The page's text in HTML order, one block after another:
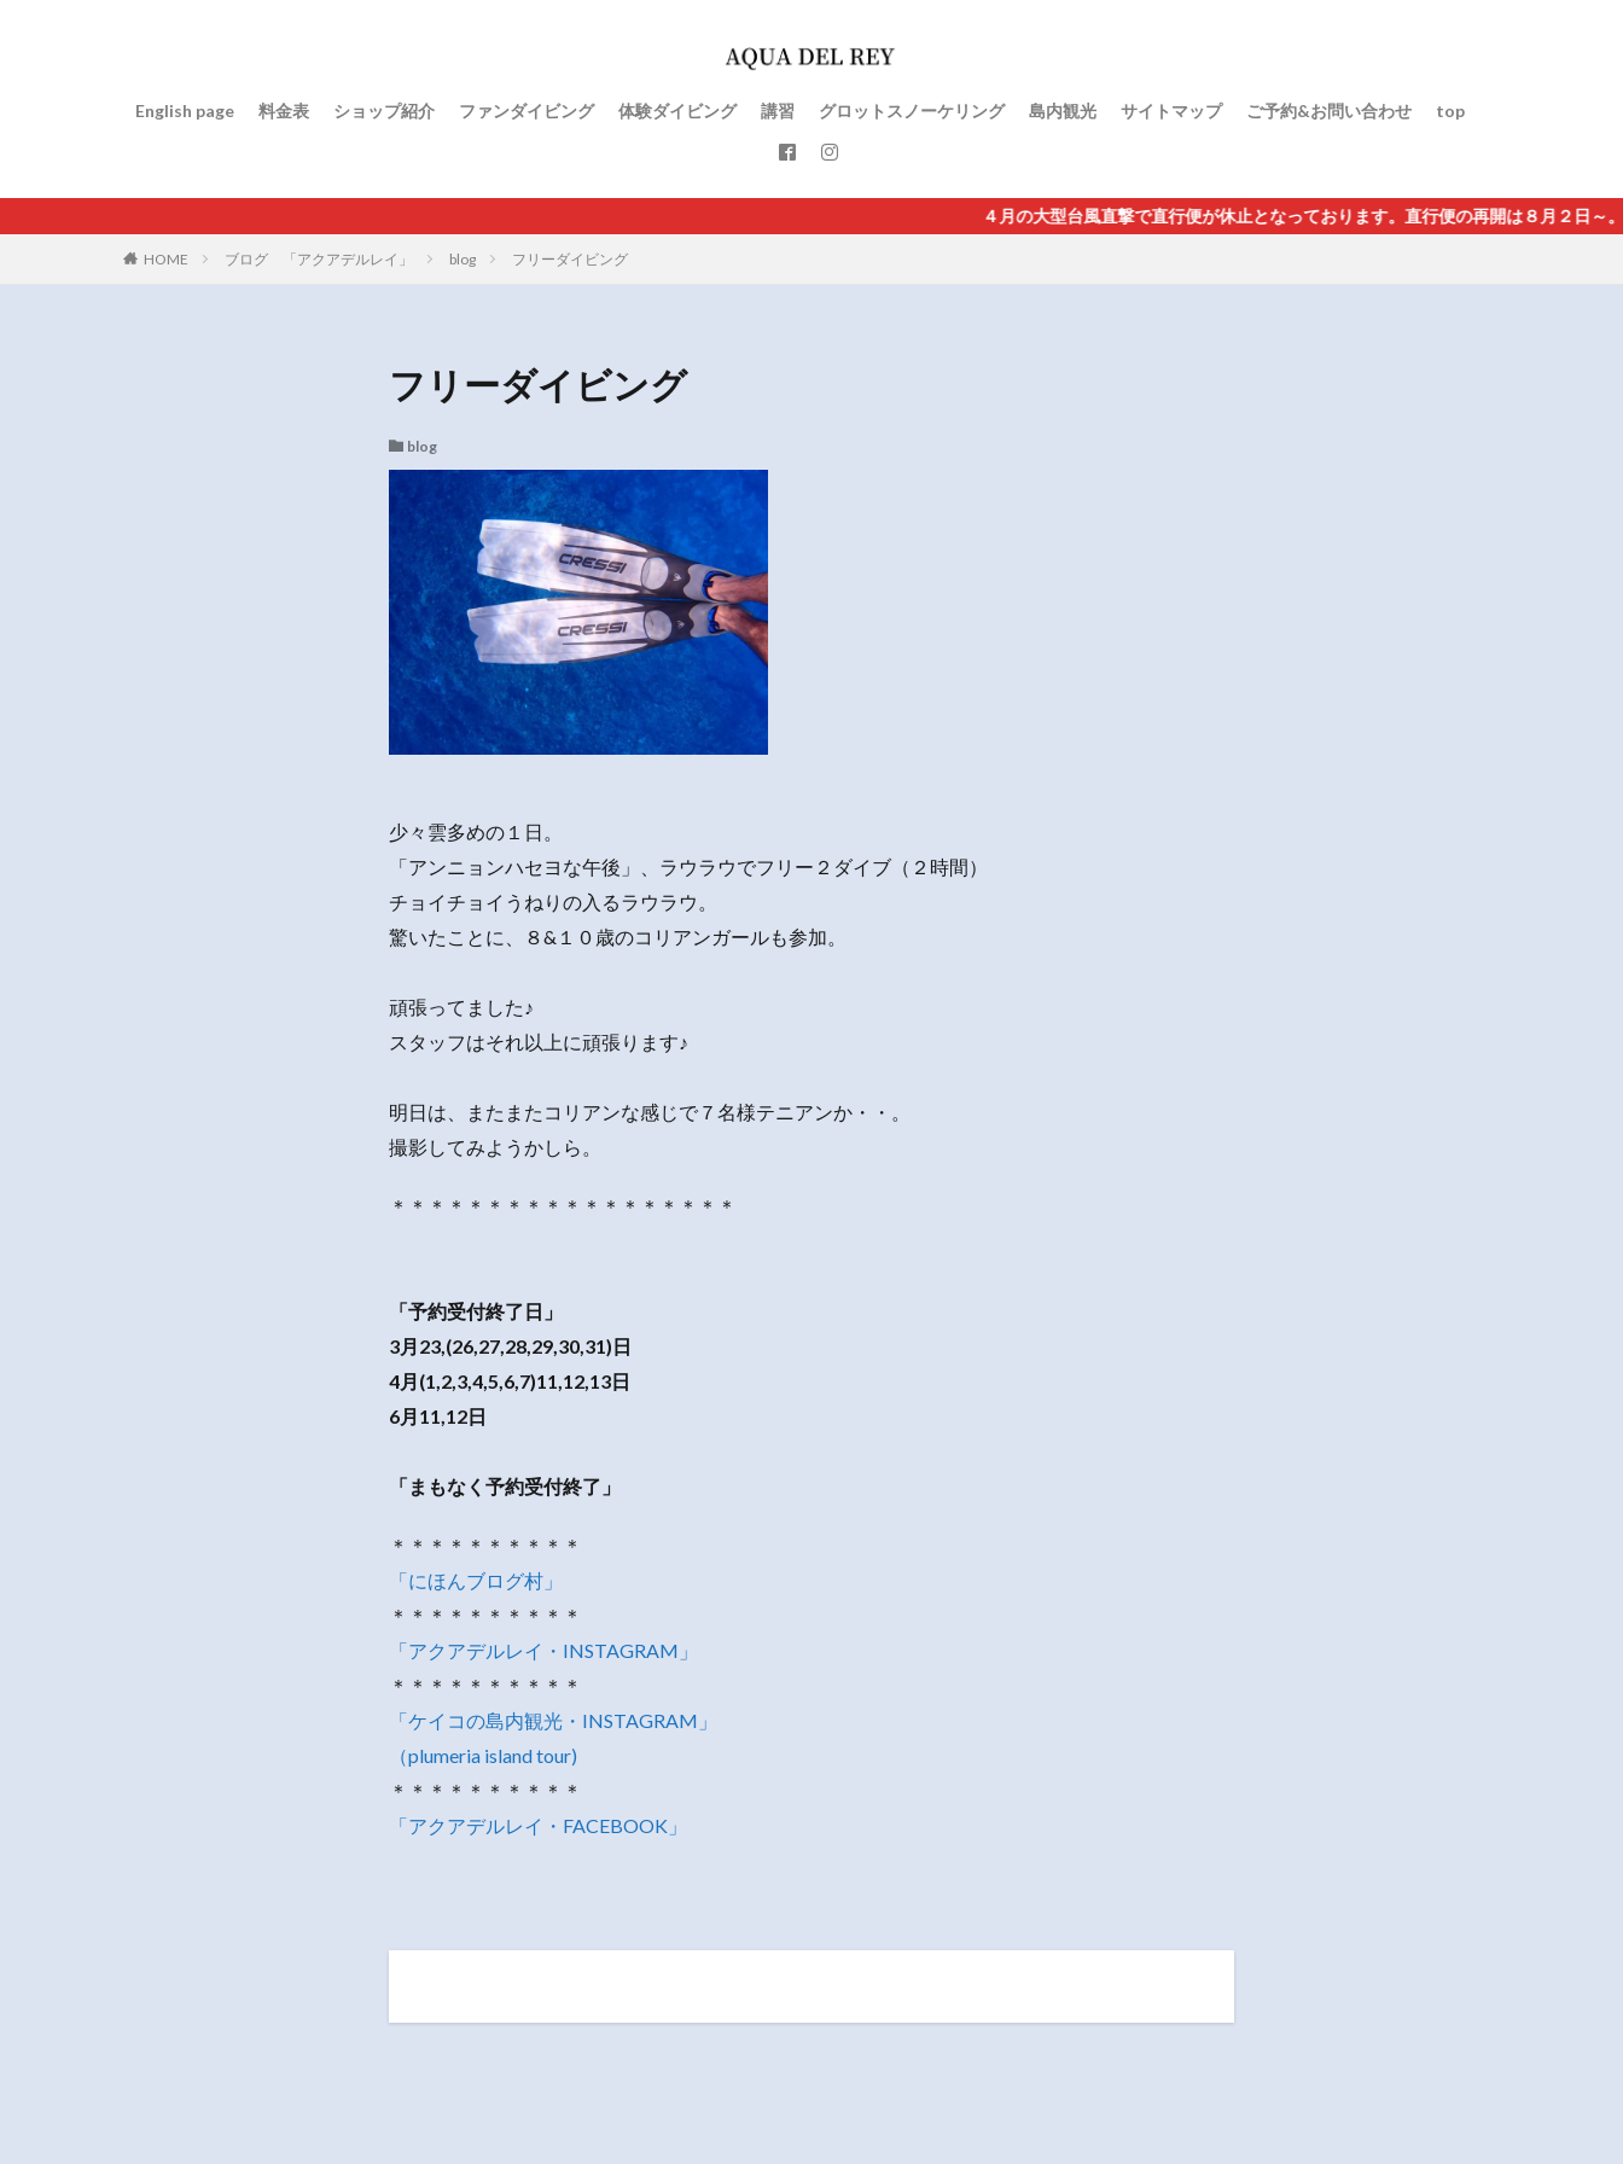
English page 料金表 ショップ紹介 ファンダイビング 体験ダイビング 講習 グロットスノーケリング 島内観光 サイトマップ ご予約&お問い合わせ top
４月の大型台風直撃で直行便が休止となっております。直行便の再開は８月２日～。グ
HOME ブログ 「アクアデルレイ」 blog フリーダイビング
フリーダイビング
blog
少々雲多めの１日。
「アンニョンハセヨな午後」、ラウラウでフリー２ダイブ（２時間）
チョイチョイうねりの入るラウラウ。
驚いたことに、８&１０歳のコリアンガールも参加。
頑張ってました♪
スタッフはそれ以上に頑張ります♪
明日は、またまたコリアンな感じで７名様テニアンか・・。
撮影してみようかしら。
＊＊＊＊＊＊＊＊＊＊＊＊＊＊＊＊＊＊
「予約受付終了日」
3月23,(26,27,28,29,30,31)日
4月(1,2,3,4,5,6,7)11,12,13日
6月11,12日
「まもなく予約受付終了」
＊＊＊＊＊＊＊＊＊＊
「にほんブログ村」
＊＊＊＊＊＊＊＊＊＊
「アクアデルレイ・INSTAGRAM」
＊＊＊＊＊＊＊＊＊＊
「ケイコの島内観光・INSTAGRAM」
（plumeria island tour)
＊＊＊＊＊＊＊＊＊＊
「アクアデルレイ・FACEBOOK」